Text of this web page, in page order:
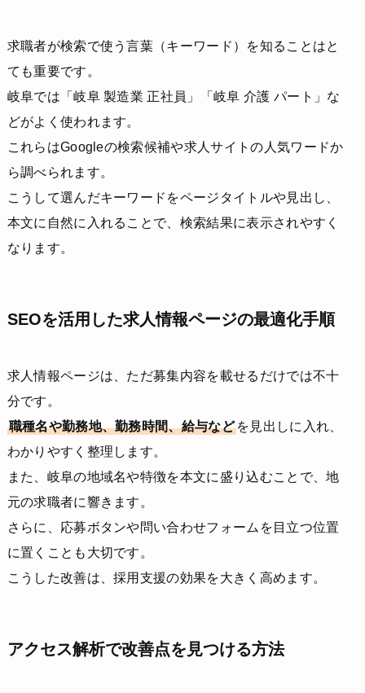
求職者が検索で使う言葉（キーワード）を知ることはと
ても重要です。
岐阜では「岐阜 製造業 正社員」「岐阜 介護 パート」な
どがよく使われます。
これらはGoogleの検索候補や求人サイトの人気ワードか
ら調べられます。
こうして選んだキーワードをページタイトルや見出し、
本文に自然に入れることで、検索結果に表示されやすく
なります。
SEOを活用した求人情報ページの最適化手順
求人情報ページは、ただ募集内容を載せるだけでは不十
分です。
職種名や勤務地、勤務時間、給与など を見出しに入れ、
わかりやすく整理します。
また、岐阜の地域名や特徴を本文に盛り込むことで、地
元の求職者に響きます。
さらに、応募ボタンや問い合わせフォームを目立つ位置
に置くことも大切です。
こうした改善は、採用支援の効果を大きく高めます。
アクセス解析で改善点を見つける方法